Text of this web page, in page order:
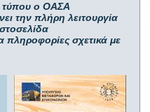
τύπου ο ΟΑΣΑ
την πλήρη λειτουργία
σχετικά με